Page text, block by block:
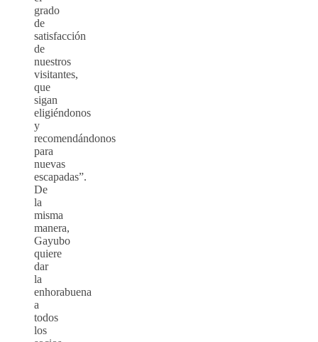
grado
de
satisfacción
de
nuestros
visitantes,
que
sigan
eligiéndonos
y
recomendándonos
para
nuevas
escapadas”.
De
la
misma
manera,
Gayubo
quiere
dar
la
enhorabuena
a
todos
los